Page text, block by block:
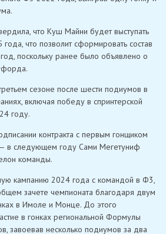
что Куш Майни будет выступать
что позволит сформировать состав
поскольку ранее было объявлено о
сезоне после шести подиумов в
включая победу в спринтерской
году.
контракта с первым гонщиком
в следующем году Сами Мегетуниф
команды.
кампанию 2024 года с командой в Ф3,
зачете чемпионата благодаря двум
в Имоле и Монце. До этого
в гонках региональной Формулы
завоевав несколько подиумов за два